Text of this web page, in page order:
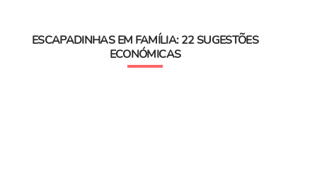
ESCAPADINHAS EM FAMÍLIA: 22 SUGESTÕES
ECONÓMICAS